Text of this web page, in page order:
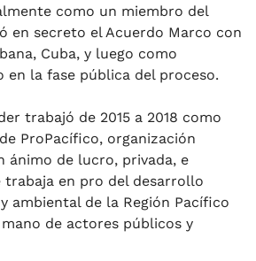
como un miembro del
en secreto el Acuerdo Marco con
Cuba, y luego como
en la fase pública del proceso.
trabajó de 2015 a 2018 como
ProPacífico, organización
ánimo de lucro, privada, e
trabaja en pro del desarrollo
ambiental de la Región Pacífico
de actores públicos y